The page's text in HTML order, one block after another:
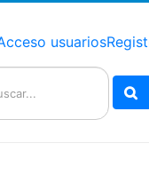
usuarios